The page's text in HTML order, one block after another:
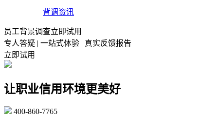
背调资讯
员工背景调查立即试用
专人答疑 | 一站式体验 | 真实反馈报告
立即试用
让职业信用环境更美好
400-860-7765